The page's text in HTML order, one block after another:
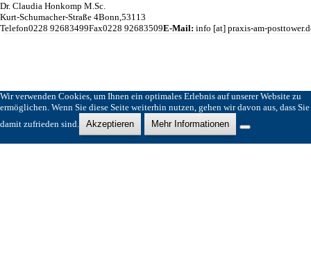
Dr. Claudia Honkomp M.Sc.
Kurt-Schumacher-Straße 4Bonn,53113
Telefon0228 92683499Fax0228 92683509E-Mail: info [at] praxis-am-
Wir verwenden Cookies, um Ihnen ein optimales Erlebnis auf unserer Website zu
ermöglichen. Wenn Sie diese Seite weiterhin nutzen, gehen wir davon aus, dass Sie
damit zufrieden sind.
Akzeptieren Mehr Informationen